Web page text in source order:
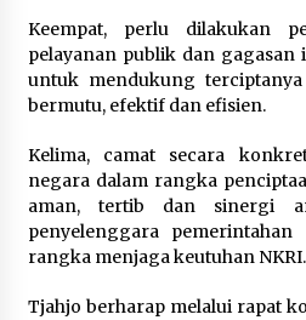
Lanjutan
6 Agustus 2026
Perlindungan
Digital,
Gratis dan
6 Agustus 2026
Keempat, perlu dilakukan
pelayanan publik dan gagasan
untuk mendukung
bermutu, efektif dan efisien.
Kelima, camat secara
negara dalam rangka
aman, tertib dan sinergi
penyelenggara
rangka menjaga keutuhan NKRI.
Tjahjo berharap melalui rapat